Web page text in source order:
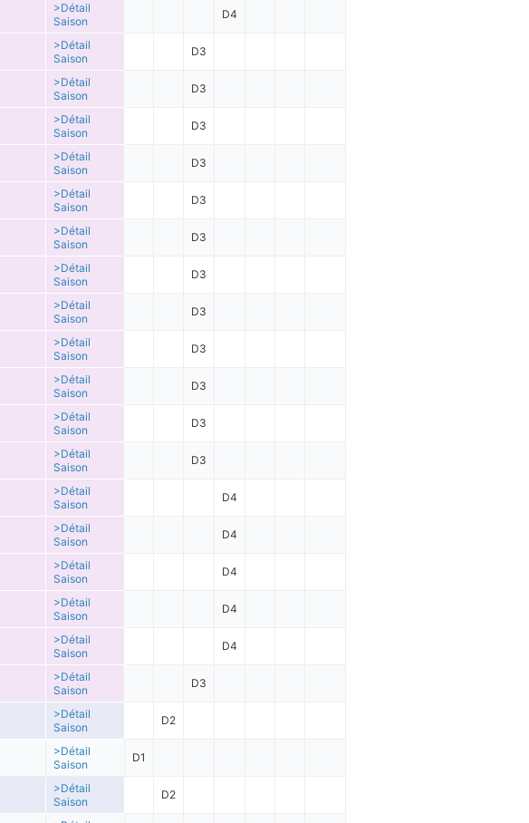
>Détail
Saison
D4
>Détail
Saison
D3
>Détail
Saison
D3
>Détail
Saison
D3
>Détail
Saison
D3
>Détail
Saison
D3
>Détail
Saison
D3
>Détail
Saison
D3
>Détail
Saison
D3
>Détail
Saison
D3
>Détail
Saison
D3
>Détail
Saison
D3
>Détail
Saison
D3
>Détail
Saison
D4
>Détail
Saison
D4
>Détail
Saison
D4
>Détail
Saison
D4
>Détail
Saison
D4
>Détail
Saison
D3
>Détail
Saison
D2
>Détail
Saison
D1
>Détail
Saison
D2